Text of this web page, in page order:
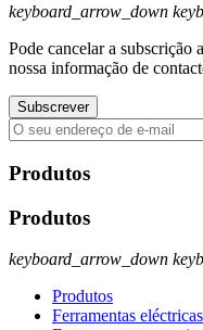
keyboard_arrow_down
Pode cancelar a subscrição
nossa informação de
Produtos
Produtos
keyboard_arrow_down
Produtos
Ferramentas eléctricas